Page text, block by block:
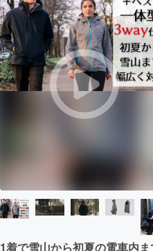
テクノロジー・ガ
映像・映画
ビジネス・起業
まちづくり・地域
CAMPFIREふるさと納税
1着で雪山から初夏の電車内